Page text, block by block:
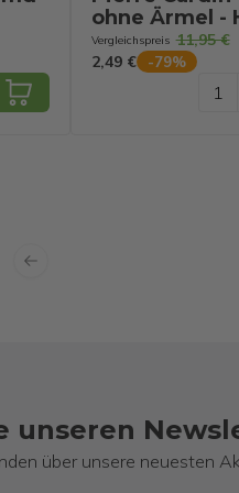
ohne Ärmel -
- Größe L
Vergleichspreis 11,95 €
2,49 €
-79%
Previous slide
unseren
über unsere neuesten